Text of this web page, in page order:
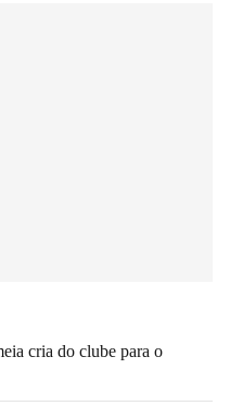
cria do clube para o